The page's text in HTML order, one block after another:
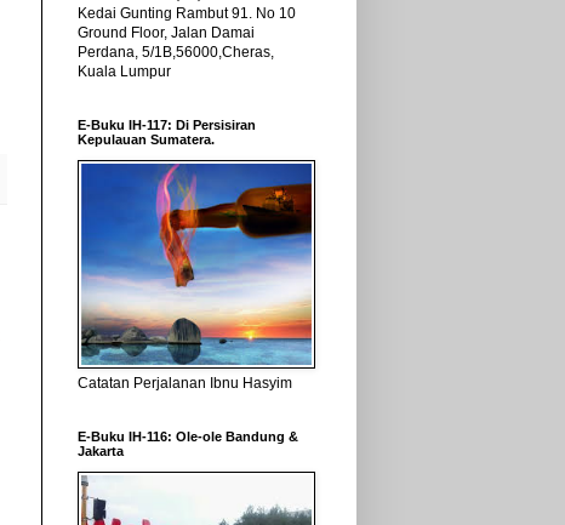
Kedai Gunting Rambut 91. No 10
Ground Floor, Jalan Damai
Perdana, 5/1B,56000,Cheras,
Kuala Lumpur
E-Buku IH-117: Di Persisiran
Kepulauan Sumatera.
Catatan Perjalanan Ibnu Hasyim
E-Buku IH-116: Ole-ole Bandung &
Jakarta